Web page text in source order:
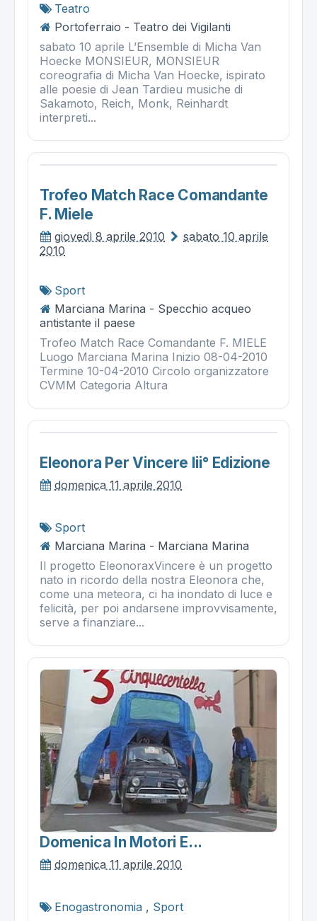
Teatro
Portoferraio - Teatro dei Vigilanti
sabato 10 aprile L’Ensemble di Micha Van
Hoecke MONSIEUR, MONSIEUR
coreografia di Micha Van Hoecke, ispirato
alle poesie di Jean Tardieu musiche di
Sakamoto, Reich, Monk, Reinhardt
interpreti...
Trofeo Match Race Comandante
F. Miele
giovedì 8 aprile 2010
sabato 10 aprile
2010
Sport
Marciana Marina - Specchio acqueo
antistante il paese
Trofeo Match Race Comandante F. MIELE
Luogo Marciana Marina Inizio 08-04-2010
Termine 10-04-2010 Circolo organizzatore
CVMM Categoria Altura
Eleonora Per Vincere Iii° Edizione
domenica 11 aprile 2010
Sport
Marciana Marina - Marciana Marina
Il progetto EleonoraxVincere è un progetto
nato in ricordo della nostra Eleonora che,
come una meteora, ci ha inondato di luce e
felicità, per poi andarsene improvvisamente,
serve a finanziare...
Domenica In Motori E...
domenica 11 aprile 2010
Enogastronomia , Sport